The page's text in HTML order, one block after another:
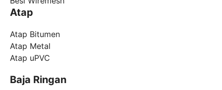
Atap
Atap Bitumen
Atap Metal
Atap uPVC
Baja Ringan